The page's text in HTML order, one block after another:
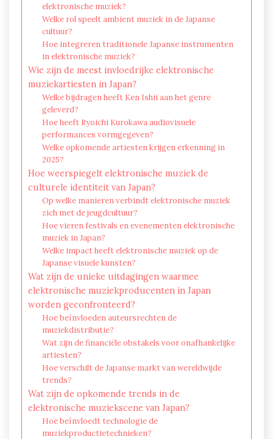
elektronische muziek?
Welke rol speelt ambient muziek in de Japanse
cultuur?
Hoe integreren traditionele Japanse instrumenten
in elektronische muziek?
Wie zijn de meest invloedrijke elektronische
muziekartiesten in Japan?
Welke bijdragen heeft Ken Ishii aan het genre
geleverd?
Hoe heeft Ryoichi Kurokawa audiovisuele
performances vormgegeven?
Welke opkomende artiesten krijgen erkenning in
2025?
Hoe weerspiegelt elektronische muziek de
culturele identiteit van Japan?
Op welke manieren verbindt elektronische muziek
zich met de jeugdcultuur?
Hoe vieren festivals en evenementen elektronische
muziek in Japan?
Welke impact heeft elektronische muziek op de
Japanse visuele kunsten?
Wat zijn de unieke uitdagingen waarmee
elektronische muziekproducenten in Japan
worden geconfronteerd?
Hoe beïnvloeden auteursrechten de
muziekdistributie?
Wat zijn de financiële obstakels voor onafhankelijke
artiesten?
Hoe verschilt de Japanse markt van wereldwijde
trends?
Wat zijn de opkomende trends in de
elektronische muziekscene van Japan?
Hoe beïnvloedt technologie de
muziekproductietechnieken?